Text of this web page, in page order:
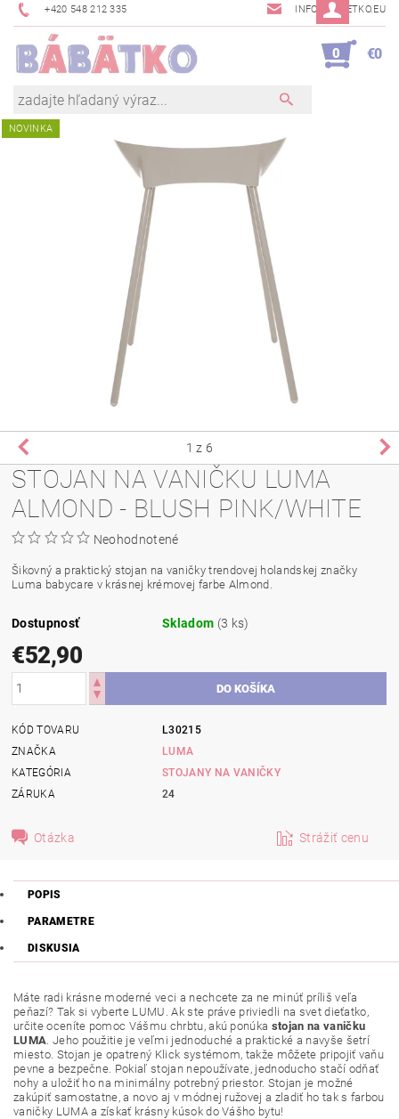
+420 548 212 335 INFO@BABETKO.EU
0 €0
NOVINKA
1 z 6
STOJAN NA VANIČKU LUMA
ALMOND - BLUSH PINK/WHITE
Neohodnotené
Šikovný a praktický stojan na vaničky trendovej holandskej značky
Luma babycare v krásnej krémovej farbe Almond.
Dostupnosť Skladom (3 ks)
€52,90
KÓD TOVARU
L30215
ZNAČKA
LUMA
KATEGÓRIA
STOJANY NA VANIČKY
ZÁRUKA
24
Otázka Strážiť cenu
POPIS
PARAMETRE
DISKUSIA
Máte radi krásne moderné veci a nechcete za ne minúť príliš veľa
peňazí? Tak si vyberte LUMU. Ak ste práve priviedli na svet dieťatko,
určite oceníte pomoc Vášmu chrbtu, akú ponúka stojan na vaničku
LUMA. Jeho použitie je veľmi jednoduché a praktické a navyše šetrí
miesto. Stojan je opatrený Klick systémom, takže môžete pripojiť vaňu
pevne a bezpečne. Pokiaľ stojan nepoužívate, jednoducho stačí odňať
nohy a uložiť ho na minimálny potrebný priestor. Stojan je možné
zakúpiť samostatne, a novo aj v módnej ružovej a zladiť ho tak s farbou
vaničky LUMA a získať krásny kúsok do Vášho bytu!